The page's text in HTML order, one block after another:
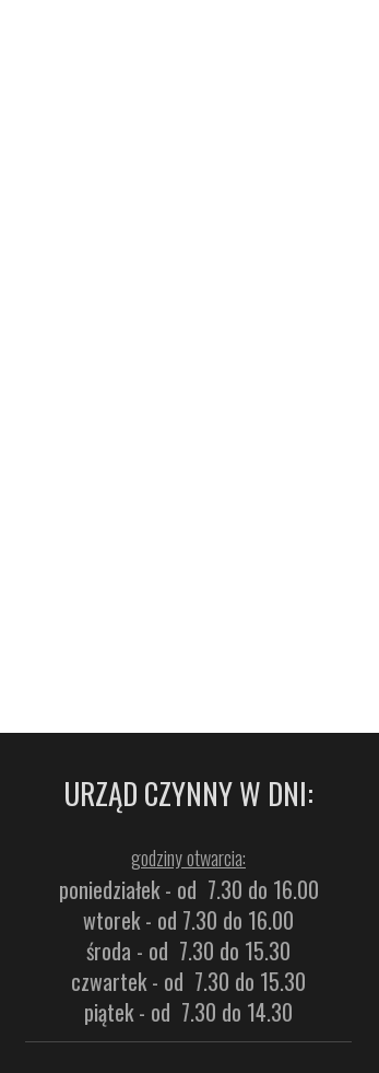
URZĄD CZYNNY W DNI:
godziny otwarcia:
poniedziałek - od 7.30 do 16.00
wtorek - od 7.30 do 16.00
środa - od 7.30 do 15.30
czwartek - od 7.30 do 15.30
piątek - od 7.30 do 14.30